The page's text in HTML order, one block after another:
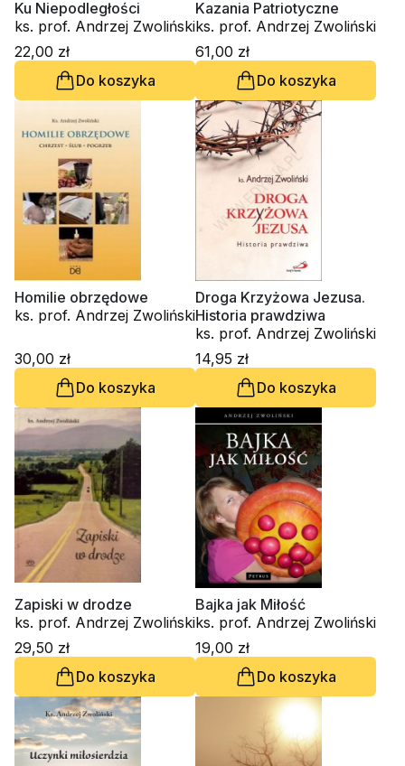
Ku Niepodległości
ks. prof. Andrzej Zwoliński
22,00 zł
Do koszyka
Kazania Patriotyczne
ks. prof. Andrzej Zwoliński
61,00 zł
Do koszyka
Homilie obrzędowe
ks. prof. Andrzej Zwoliński
30,00 zł
Do koszyka
Droga Krzyżowa Jezusa.
Historia prawdziwa
ks. prof. Andrzej Zwoliński
14,95 zł
Do koszyka
Zapiski w drodze
ks. prof. Andrzej Zwoliński
29,50 zł
Do koszyka
Bajka jak Miłość
ks. prof. Andrzej Zwoliński
19,00 zł
Do koszyka